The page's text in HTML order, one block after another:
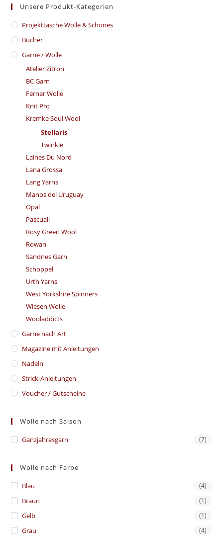
Unsere Produkt-Kategorien
​Projekttasche Wolle & Schönes
Bücher
Garne / Wolle
Atelier Zitron
BC Garn
Ferner Wolle
Knit Pro
Kremke Soul Wool
Stellaris
Twinkle
Laines Du Nord
Lana Grossa
Lang Yarns
Manos del Uruguay
Opal
Pascuali
Rosy Green Wool
Rowan
Sandnes Garn
Schoppel
Urth Yarns
West Yorkshire Spinners
Wiesen Wolle
Wooladdicts
Garne nach Art
Magazine mit Anleitungen
Nadeln
Strick-Anleitungen
Voucher / Gutscheine
Wolle nach Saison
Ganzjahresgarn (7)
Wolle nach Farbe
Blau (4)
Braun (1)
Gelb (1)
Grau (4)